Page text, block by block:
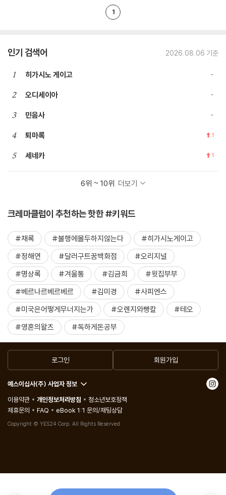
1
인기 검색어 2026.08.06 기준
1 히가시노 게이고
2 오디세이아
3 민음사
4 퇴마록 1
5 세네카 1
6위 ~ 10위 더보기
크레마클럽이 추천하는 핫한 #키워드
#채록 #불행에몰두하지않는다
#히가시노게이고
#정해연
#달러구트꿈백화점
#오리지널
#명상록
#겨울통 #김금희
#윗집부부
#베르나르베르베르
#김미경
#사피엔스
#미국은어떻게무너지는가
#오렌지와빵칼
#테오
#영혼의왈츠
#독하게돈공부
로그인 회원가입
예스이십사(주) 사업자 정보
이용약관
개인정보처리방침
청소년보호정책
제휴문의
FAQ eBook 1:1 문의/채팅상담
Copyright © YES24 Corp. All Rights Reserved.